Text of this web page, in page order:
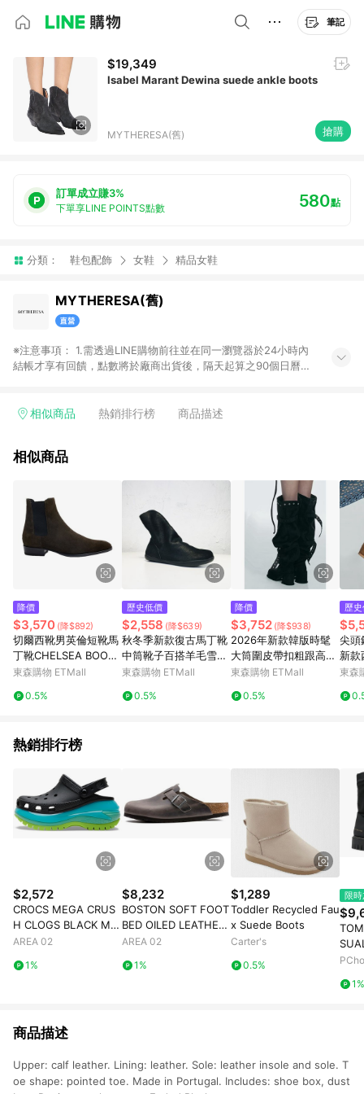
筆記
$19,349
Isabel Marant Dewina suede ankle boots
MYTHERESA(舊) 搶購
訂單成立賺3%
下單享LINE POINTS點數 580點
分類： 鞋包配飾 女鞋 精品女鞋
MYTHERESA(舊)
※注意事項： 1.需透過LINE購物前往並在同一瀏覽器於24小時內
結帳才享有回饋，點數將於廠商出貨後，隔天起算之90個日曆天
差異。 4.若於商家App下單，不符合LINE購物導購資格。 5.訂單
Nike Kids 換貨須知： 1. 請提交您的換貨要求並聯繫我們的客戶
單創建一個新的訂單編號。 3.請通知LINE您的新訂單編號。
4.LINE 將向 Mytheresa 提出交換訂單的返現請求。 5. 請按照
Mytheresa.com 上的換貨指南完成您的換貨。 6. 請等待驗證的
返現顯示在您的界面上，這可能需要幾個月，因為它需要進行手
動處理。
相似商品 熱銷排行榜 商品描述
相似商品
降價
$3,570 (降$892)
切爾西靴男英倫短靴馬
丁靴CHELSEA BOOT
歐美真皮尖頭潮流男士
東森購物 ETMall
0.5%
歷史低價
$2,558 (降$639)
秋冬季新款復古馬丁靴
中筒靴子百搭羊毛雪地
靴加絨單靴堆堆倒靴子
東森購物 ETMall
0.5%
降價
$3,752 (降$938)
2026年新款韓版時髦
大筒圍皮帶扣粗跟高跟
過膝長靴可堆堆時裝靴
東森購物 ETMall
0.5%
歷
尖頭
新款
靴粗
東森
熱銷排行榜
$2,572
CROCS MEGA CRUS
H CLOGS BLACK MU
LTI
AREA 02
1%
$8,232
BOSTON SOFT FOOT
BED OILED LEATHER I
RON GREY
AREA 02
1%
$1,289
Toddler Recycled Fau
x Suede Boots
Carter's
0.5%
限
黑色
1%
商品描述
Upper: calf leather. Lining: leather. Sole: leather insole and sole. T
oe shape: pointed toe. Made in Portugal. Includes: shoe box, dust